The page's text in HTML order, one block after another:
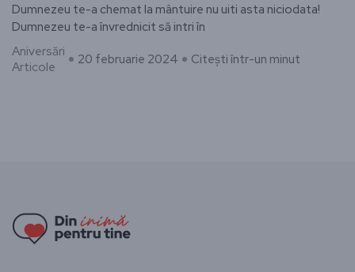
Dumnezeu te-a chemat la mântuire nu uiti asta niciodata!
Dumnezeu te-a învrednicit să intri în
Aniversări
Articole
20 februarie 2024 Citești într-un minut